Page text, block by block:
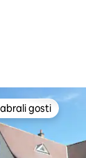
gosti
gosti